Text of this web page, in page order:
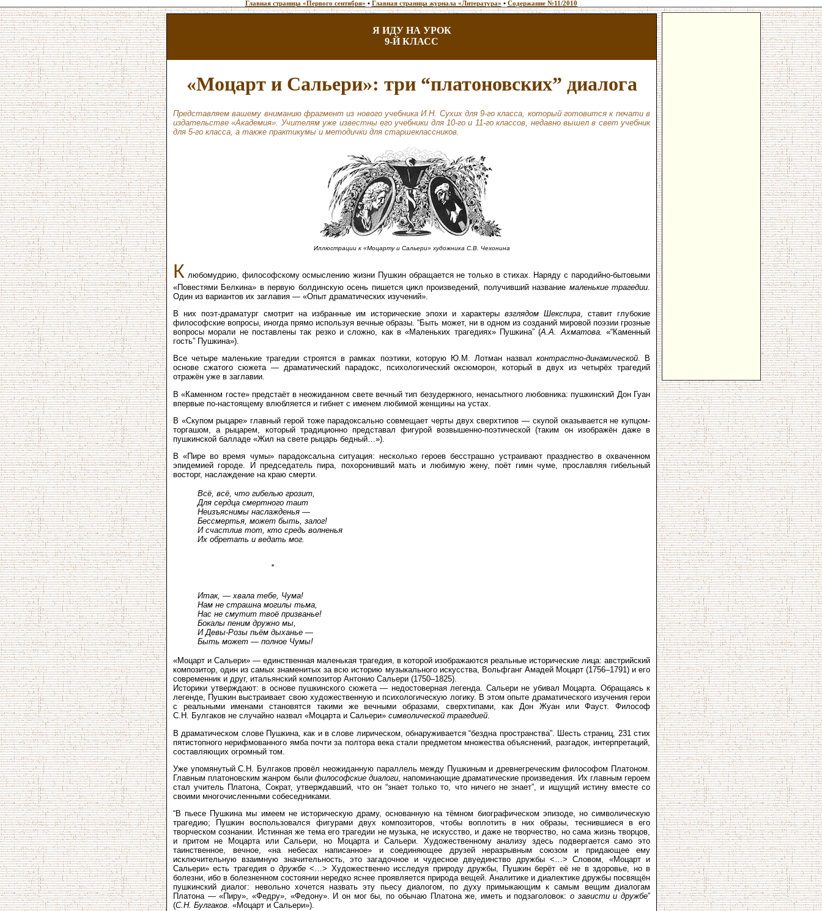
Главная страница «Первого сентября» • Главная страница журнала «Литература» • Содержание №11/2010
Я ИДУ НА УРОК
9-Й КЛАСС
«Моцарт и Сальери»: три “платоновских” диалога
Представляем вашему вниманию фрагмент из нового учебника И.Н. Сухих для 9-го класса, который готовится к печати в
издательстве «Академия». Учителям уже известны его учебники для 10-го и 11-го классов, недавно вышел в свет учебник
для 5-го класса, а также практикумы и методички для старшеклассников.
Иллюстрации к «Моцарту и Сальери» художника С.В. Чехонина
К любомудрию, философскому осмыслению жизни Пушкин обращается не только в стихах. Наряду с пародийно-бытовыми
«Повестями Белкина» в первую болдинскую осень пишется цикл произведений, получивший название маленькие трагедии
Один из вариантов их заглавия — «Опыт драматических изучений».
В них поэт-драматург смотрит на избранные им исторические эпохи и характеры взглядом Шекспира , ставит глубокие
философские вопросы, иногда прямо используя вечные образы. “Быть может, ни в одном из созданий мировой поэзии грозные
вопросы морали не поставлены так резко и сложно, как в «Маленьких трагедиях» Пушкина” (А.А. Ахматова.«“Каменный
гость” Пушкина»).
Все четыре маленькие трагедии строятся в рамках поэтики, которую Ю.М. Лотман назвал контрастно-динамической. В
основе сжатого сюжета — драматический парадокс, психологический оксюморон, который в двух из четырёх трагедий
отражён уже в заглавии.
В «Каменном госте» предстаёт в неожиданном свете вечный тип безудержного, ненасытного любовника: пушкинский Дон Гуан
впервые по-настоящему влюбляется и гибнет с именем любимой женщины на устах.
В «Скупом рыцаре» главный герой тоже парадоксально совмещает черты двух сверхтипов — скупой оказывается не купцом-
торгашом, а рыцарем, который традиционно представал фигурой возвышенно-поэтической (таким он изображён даже в
пушкинской балладе «Жил на свете рыцарь бедный…»).
В «Пире во время чумы» парадоксальна ситуация: несколько героев бесстрашно устраивают празднество в охваченном
эпидемией городе. И председатель пира, похоронивший мать и любимую жену, поёт гимн чуме, прославляя гибельный
восторг, наслаждение на краю смерти.
Всё, всё, что гибелью грозит,
Для сердца смертного таит
Неизъяснимы наслажденья —
Бессмертья, может быть, залог!
И счастлив тот, кто средь волненья
Их обретать и ведать мог.
*
Итак, — хвала тебе, Чума!
Нам не страшна могилы тьма,
Нас не смутит твоё призванье!
Бокалы пеним дружно мы,
И Девы-Розы пьём дыханье —
Быть может — полное Чумы!
«Моцарт и Сальери» — единственная маленькая трагедия, в которой изображаются реальные исторические лица: австрийский
композитор, один из самых знаменитых за всю историю музыкального искусства, Вольфганг Амадей Моцарт (1756–1791) и его
современник и друг, итальянский композитор Антонио Сальери (1750–1825).
Историки утверждают: в основе пушкинского сюжета — недостоверная легенда. Сальери не убивал Моцарта. Обращаясь к
легенде, Пушкин выстраивает свою художественную и психологическую логику. В этом опыте драматического изучения герои
с реальными именами становятся такими же вечными образами, сверхтипами, как Дон Жуан или Фауст. Философ
С.Н. Булгаков не случайно назвал «Моцарта и Сальери» символической трагедией.
В драматическом слове Пушкина, как и в слове лирическом, обнаруживается “бездна пространства”. Шесть страниц, 231 стих
пятистопного нерифмованного ямба почти за полтора века стали предметом множества объяснений, разгадок, интерпретаций,
составляющих огромный том.
Уже упомянутый С.Н. Булгаков провёл неожиданную параллель между Пушкиным и древнегреческим философом Платоном.
Главным платоновским жанром были философские диалоги, напоминающие драматические произведения. Их главным героем
стал учитель Платона, Сократ, утверждавший, что он “знает только то, что ничего не знает”, и ищущий истину вместе со
своими многочисленными собеседниками.
“В пьесе Пушкина мы имеем не историческую драму, основанную на тёмном биографическом эпизоде, но символическую
трагедию; Пушкин воспользовался фигурами двух композиторов, чтобы воплотить в них образы, теснившиеся в его
творческом сознании. Истинная же тема его трагедии не музыка, не искусство, и даже не творчество, но сама жизнь творцов,
и притом не Моцарта или Сальери, но Моцарта и Сальери. Художественному анализу здесь подвергается само это
таинственное, вечное, «на небесах написанное» и соединяющее друзей неразрывным союзом и придающее ему
исключительную взаимную значительность, это загадочное и чудесное двуединство дружбы <…> Словом, «Моцарт и
Сальери» есть трагедия о дружбе<…> Художественно исследуя природу дружбы, Пушкин берёт её не в здоровье, но в
болезни, ибо в болезненном состоянии нередко яснее проявляется природа вещей. Аналитике и диалектике дружбы посвящён
пушкинский диалог: невольно хочется назвать эту пьесу диалогом, по духу примыкающим к самым вещим диалогам
Платона — «Пиру», «Федру», «Федону». И он мог бы, по обычаю Платона же, иметь и подзаголовок: о зависти и дружбе”
(С.Н. Булгаков. «Моцарт и Сальери»).